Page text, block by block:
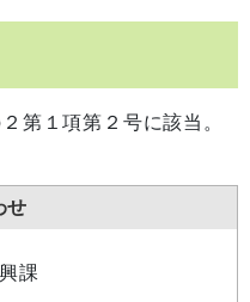
第１項第２号に該当。
せ
課